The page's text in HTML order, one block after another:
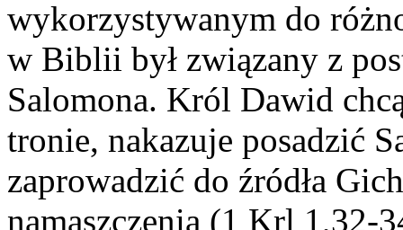
wykorzystywanym do
w Biblii był związany z
Salomona. Król Dawid
tronie, nakazuje posadzić
zaprowadzić do źródła
namaszczenia (1 Krl 1,32-